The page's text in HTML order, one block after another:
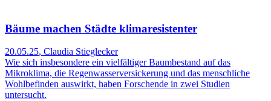
Bäume machen Städte klimaresistenter
20.05.25, Claudia Stieglecker
Wie sich insbesondere ein vielfältiger Baumbestand auf das
Mikroklima, die Regenwasserversickerung und das menschliche
Wohlbefinden auswirkt, haben Forschende in zwei Studien
untersucht.